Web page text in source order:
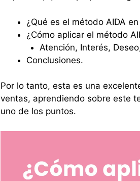
¿Qué es el método AIDA
¿Cómo aplicar el método
Atención, Interés,
Conclusiones.
Por lo tanto, esta es una
ventas, aprendiendo sobre este
uno de los puntos.